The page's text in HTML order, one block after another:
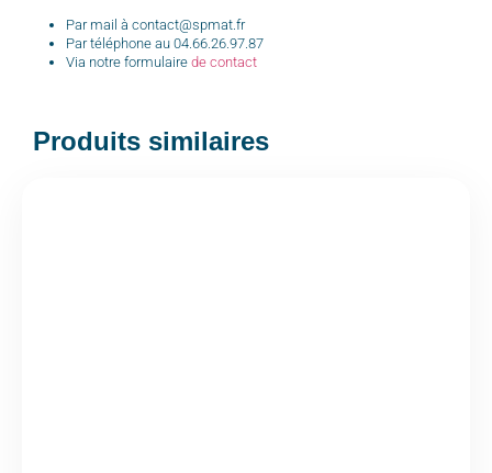
Par mail à contact@spmat.fr
Par téléphone au 04.66.26.97.87
Via notre formulaire de contact
Produits similaires